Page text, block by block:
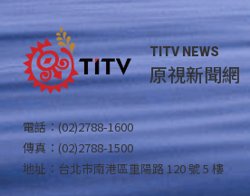
TITV NEWS
原視新聞網
電話：(02)2788-1600
傳真：(02)2788-1500
地址：台北市南港區重陽路 120 號 5 樓